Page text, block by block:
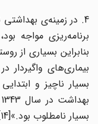
4. در زمینه‌‌ی بهداشتی
برنامه‌‌ریزی مواجه
بنابراین بسیاری از
بیماری‌‌های واگیردار
بسیار ناچیز و
بسیار نامطلوب بود.»[14]